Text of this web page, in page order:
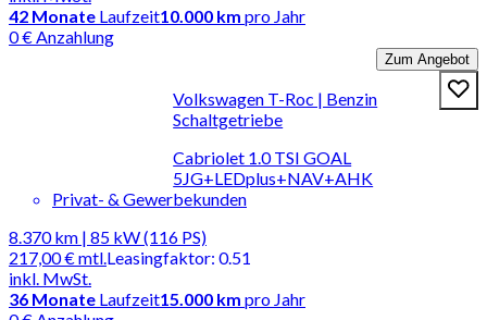
42 Monate Laufzeit10.000 km pro Jahr
0 € Anzahlung
Zum Angebot
Volkswagen T-Roc | Benzin
Schaltgetriebe
Cabriolet 1.0 TSI GOAL
5JG+LEDplus+NAV+AHK
Privat- & Gewerbekunden
8.370 km | 85 kW (116 PS)
217,00 €mtl.
inkl. MwSt.
Leasingfaktor: 0.51
36 Monate Laufzeit15.000 km pro Jahr